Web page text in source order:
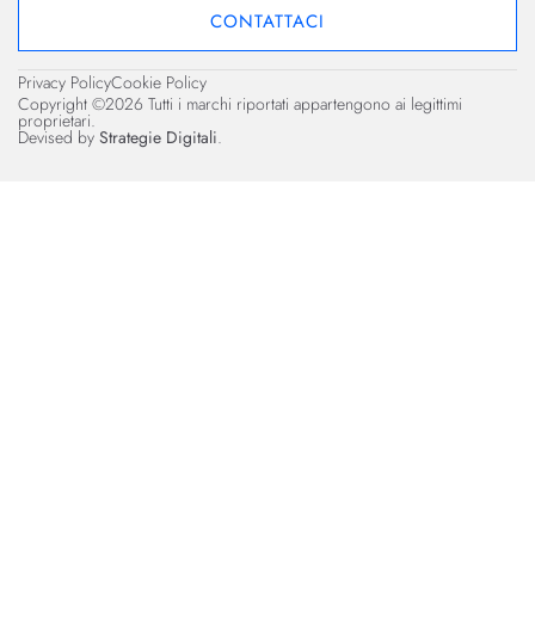
CONTATTACI
Privacy PolicyCookie Policy
Copyright ©2026 Tutti i marchi riportati appartengono ai legittimi
proprietari.
Devised by Strategie Digitali.